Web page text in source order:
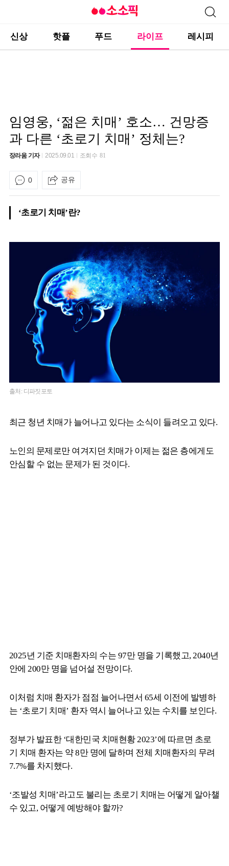
신상 핫플 푸드 라이프 레시피
임영웅, ‘젊은 치매’ 호소… 건망증
과 다른 ‘초로기 치매’ 정체는?
장라움 기자 2025.09.01 조회수81
0 공유
‘초로기 치매’란?
출처: 디파짓포토
최근 청년 치매가 늘어나고 있다는 소식이 들려오고 있다.
노인의 문제로만 여겨지던 치매가 이제는 젊은 층에게도
안심할 수 없는 문제가 된 것이다.
2025년 기준 치매환자의 수는 97만 명을 기록했고, 2040년
안에 200만 명을 넘어설 전망이다.
이처럼 치매 환자가 점점 늘어나면서 65세 이전에 발병하
는 ‘초로기 치매’ 환자 역시 늘어나고 있는 수치를 보인다.
정부가 발표한 ‘대한민국 치매현황 2023’에 따르면 초로
기 치매 환자는 약 8만 명에 달하며 전체 치매환자의 무려
7.7%를 차지했다.
‘조발성 치매’라고도 불리는 초로기 치매는 어떻게 알아챌
수 있고, 어떻게 예방해야 할까?